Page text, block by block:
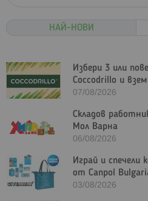
НАЙ-НОВИ
Избери 3 или
Coccodrillo и
07/08/2026
Складов
Мол Варна
06/08/2026
Играй и спечели
от Canpol
03/08/2026